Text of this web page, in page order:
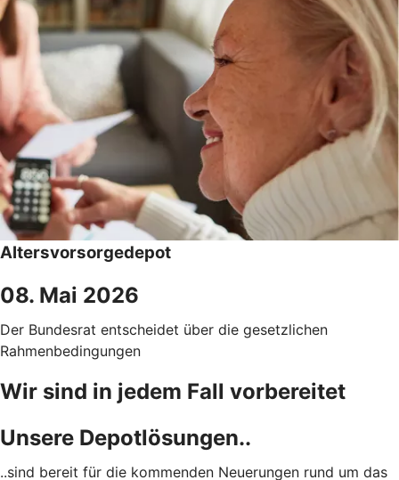
Altersvorsorgedepot
08. Mai 2026
Der Bundesrat entscheidet über die gesetzlichen
Rahmenbedingungen
Wir sind in jedem Fall vorbereitet
Unsere Depotlösungen..
..sind bereit für die kommenden Neuerungen rund um das